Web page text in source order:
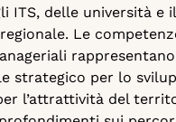
ITS, delle università e
Le
strategico per lo
l’attrattività del